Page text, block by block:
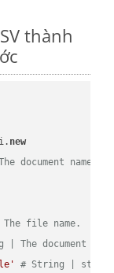
thành
new
document name.
file name.
| The document
# String |